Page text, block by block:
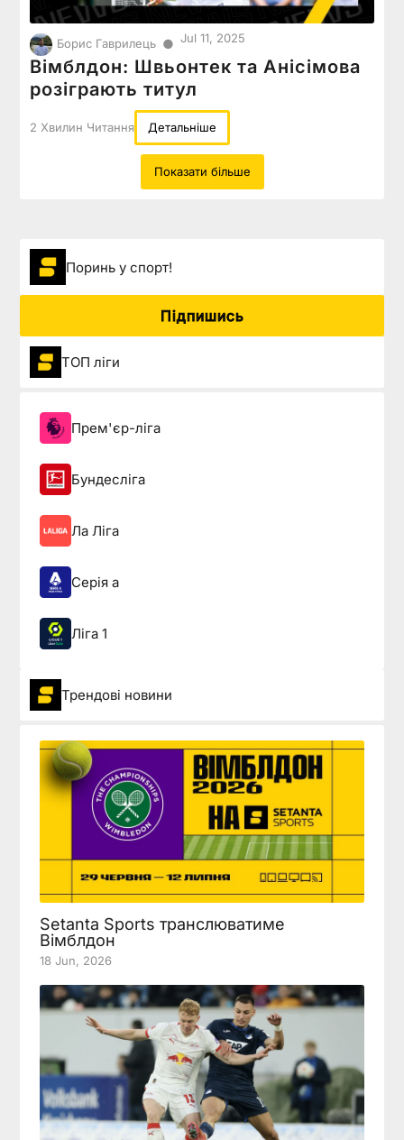
Борис Гаврилець ● Jul 11, 2025
Вімблдон: Швьонтек та Анісімова
розіграють титул
2 Хвилин Читання Детальніше
Показати більше
Поринь у спорт!
Підпишись
ТОП ліги
Прем'єр-ліга
Бундесліга
Ла Ліга
Серія а
Ліга 1
Трендові новини
Setanta Sports транслюватиме
Вімблдон
18 Jun, 2026